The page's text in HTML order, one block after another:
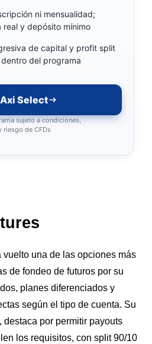
ni mensualidad;
real y depósito mínimo
de capital y profit split
del programa
Select
sujeto a condiciones,
de CFDs
vuelto una de las opciones más
de fondeo de futuros por su
planes diferenciados y
según el tipo de cuenta. Su
por permitir payouts
los requisitos, con split 90/10